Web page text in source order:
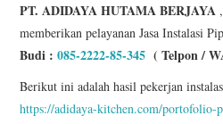
PT. ADIDAYA HUTAMA BERJAYA
memberikan pelayanan Jasa Instalasi
Budi :085-2222-85-345 ( Telpon /
Berikut ini adalah hasil pekerjan
https://adidaya-kitchen.com/portofolio-